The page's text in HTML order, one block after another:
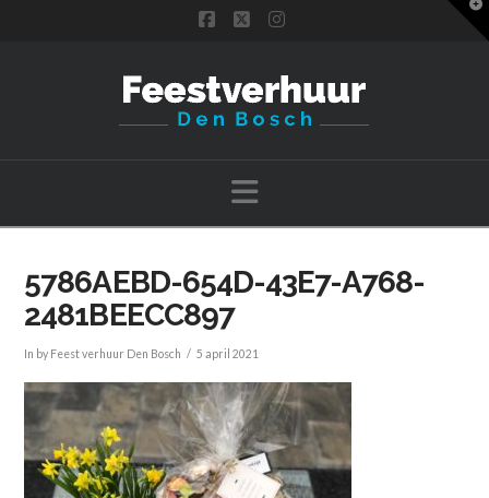
Navigation
5786AEBD-654D-43E7-A768-
2481BEECC897
In by Feest verhuur Den Bosch 5 april 2021